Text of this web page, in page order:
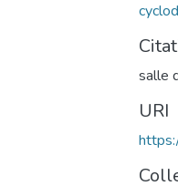
salle
URI